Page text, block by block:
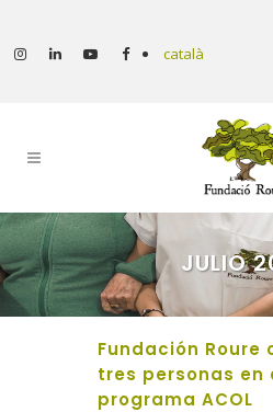
català
JULIO
Fundación
tres personas en
programa ACOL